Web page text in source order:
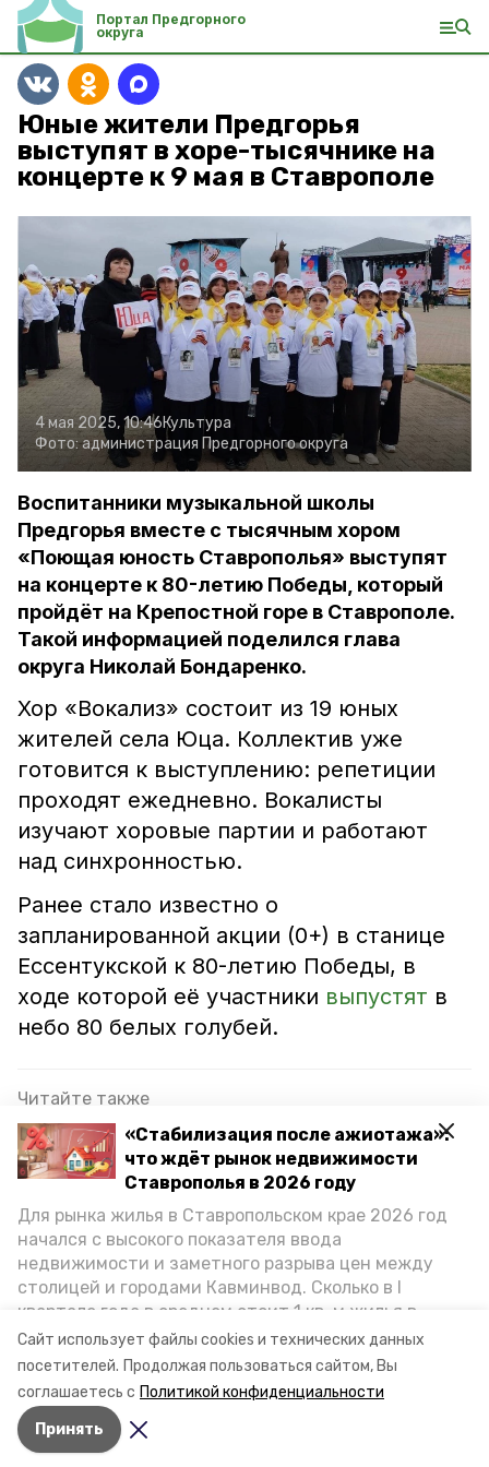
Сайт использует файлы cookies и технических данных
посетителей. Продолжая пользоваться сайтом, Вы
соглашаетесь с Политикой конфиденциальности
Принять
«Стабилизация после ажиотажа»:
что ждёт рынок недвижимости
Ставрополья в 2026 году
Для рынка жилья в Ставропольском крае 2026 год
начался с высокого показателя ввода
недвижимости и заметного разрыва цен между
столицей и городами Кавминвод. Сколько в I
квартале года в среднем стоит 1 кв. м жилья в
городах и округах региона, как изменился спрос на
первичку и вторичку, какова себестоимость
стройки собственного жилья в этом году и какие
прогнозы о стоимости квадратных метров дают
эксперты, выясняла корреспондент «Победы26».
Портал Предгорного
округа
Юные жители Предгорья
выступят в хоре-тысячнике на
концерте к 9 мая в Ставрополе
4 мая 2025, 10:46Культура
Фото:администрация Предгорного округа
Воспитанники музыкальной школы
Предгорья вместе с тысячным хором
«Поющая юность Ставрополья» выступят
на концерте к 80-летию Победы, который
пройдёт на Крепостной горе в Ставрополе.
Такой информацией поделился глава
округа Николай Бондаренко.
Хор «Вокализ» состоит из 19 юных
жителей села Юца. Коллектив уже
готовится к выступлению: репетиции
проходят ежедневно. Вокалисты
изучают хоровые партии и работают
над синхронностью.
Ранее стало известно о
запланированной акции (0+) в станице
Ессентукской к 80-летию Победы, в
ходе которой её участники выпустят в
небо 80 белых голубей.
Читайте также
Глава Ставрополья: 120 наших земляков
поучаствуют в параде Победы в Москве
добровольцев в Предгорье
Улица 80-летия Великой Победы появилась в
посёлке Джуца
предгорный округ 9 мая ставрополь
Авторы: Никита Боксёров